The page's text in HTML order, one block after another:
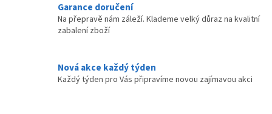
Garance doručení
Na přepravě nám záleží. Klademe velký důraz na kvalitní
zabalení zboží
Nová akce každý týden
Každý týden pro Vás připravíme novou zajímavou akci